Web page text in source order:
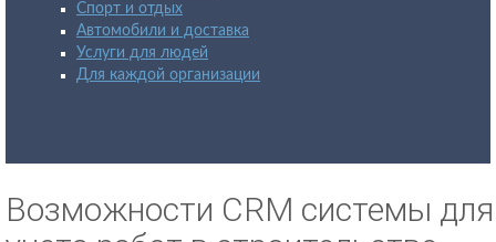
Спорт и отдых
Автомобили и доставка
Услуги для людей
Для каждой организации
Возможности CRM системы для